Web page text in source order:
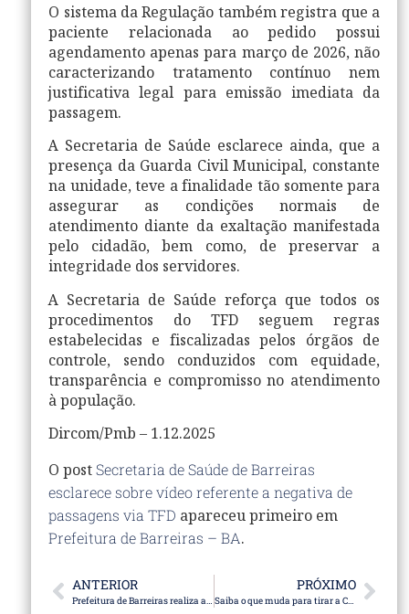
O sistema da Regulação também registra que a
paciente relacionada ao pedido possui
agendamento apenas para março de 2026, não
caracterizando tratamento contínuo nem
justificativa legal para emissão imediata da
passagem.
A Secretaria de Saúde esclarece ainda, que a
presença da Guarda Civil Municipal, constante
na unidade, teve a finalidade tão somente para
assegurar as condições normais de
atendimento diante da exaltação manifestada
pelo cidadão, bem como, de preservar a
integridade dos servidores.
A Secretaria de Saúde reforça que todos os
procedimentos do TFD seguem regras
estabelecidas e fiscalizadas pelos órgãos de
controle, sendo conduzidos com equidade,
transparência e compromisso no atendimento
à população.
Dircom/Pmb – 1.12.2025
O postSecretaria de Saúde de Barreiras
esclarece sobre vídeo referente a negativa de
passagens via TFD apareceu primeiro em
Prefeitura de Barreiras – BA.
ANTERIOR
Prefeitura de Barreiras realiza ações do Dezembro Vermelho com mobilização na Praça Castro Alves e blitz educativa na Avenida Ahylon Macêdo
PRÓXIMO
Saiba o que muda para tirar a CNH com as novas regras do Contran